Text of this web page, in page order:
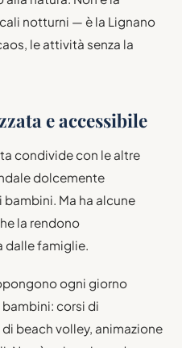
notturni — è la Lignano
le attività senza la
e accessibile
condivide con le altre
dolcemente
Ma ha alcune
la rendono
dalle famiglie.
ogni giorno
corsi di
beach volley, animazione